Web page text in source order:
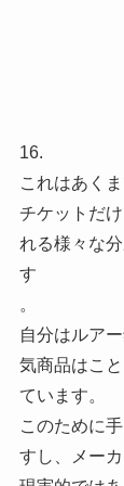
16.
これはあく
チケットだ
れる様々な
す
。
自分はルア
気商品はこ
ています。
このために
すし、メー